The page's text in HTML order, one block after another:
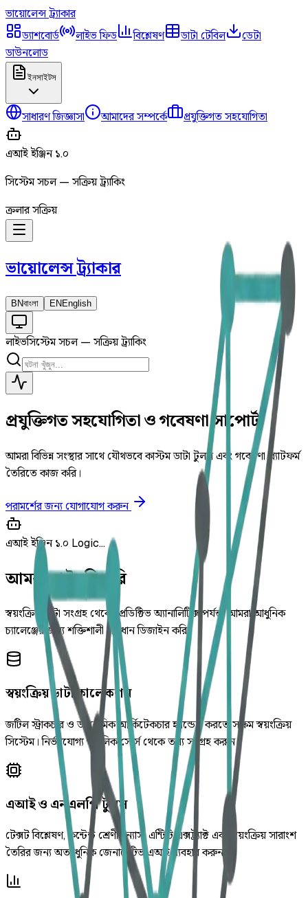
ভায়োলেন্সট্র্যাকার
ড্যাশবোর্ড
লাইভ ফিড বিশ্লেষণ ডাটা টেবিল
ডেটা
ডাউনলোড
ইনসাইটস
সাধারণ জিজ্ঞাসা আমাদের সম্পর্কে প্রযুক্তিগত সহযোগিতা
এআই ইঞ্জিন ১.০
সিস্টেম সচল — সক্রিয় ট্র্যাকিং
ক্রলার সক্রিয়
ভায়োলেন্সট্র্যাকার
BNবাংলা EN English
লাইভসিস্টেম সচল — সক্রিয় ট্র্যাকিং
প্রযুক্তিগত সহযোগিতা ও গবেষণা সাপোর্ট
আমরা বিভিন্ন সংস্থার সাথে যৌথভবে কাস্টম ডাটা টুলস এবং গবেষণা প্ল্যাটফর্ম
তৈরিতে কাজ করি।
পরামর্শের জন্য যোগাযোগ করুন
এআই ইঞ্জিন ১.০ Logic...
আমরা যা তৈরি করি
স্বয়ংক্রিয় ডাটা সংগ্রহ থেকে প্রেডিক্টিভ অ্যানালিটিক্স পর্যন্ত, আমরা আধুনিক
চ্যালেঞ্জের জন্য শক্তিশালী সমাধান ডিজাইন করি।
স্বয়ংক্রিয় ডাটা কালেকশন
জটিল স্ট্রাকচার ও ডায়নামিক আর্কিটেকচার হ্যান্ডেল করতে সক্ষম স্বয়ংক্রিয়
সিস্টেম। নির্ভরযোগ্য পাবলিক সোর্স থেকে তথ্য সংগ্রহ করুন।
এআই ও এনএলপি টুলস
টেক্সট বিশ্লেষণ, কন্টেন্ট শ্রেণীবিন্যাস, এন্টিটি এক্সট্র্যাক্ট এবং স্বয়ংক্রিয় সারাংশ
তৈরির জন্য অত্যাধুনিক জেনারেটিভ এআই ব্যবহার করুন।